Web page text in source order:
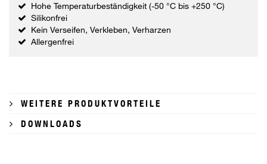
Hohe Temperaturbeständigkeit (-50 °C bis +250 °C)
Silikonfrei
Kein Verseifen, Verkleben, Verharzen
Allergenfrei
WEITERE PRODUKTVORTEILE
DOWNLOADS